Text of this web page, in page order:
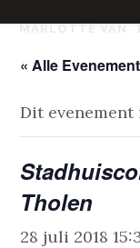
content
« Alle
Dit evenement
Tholen
28 juli 2018